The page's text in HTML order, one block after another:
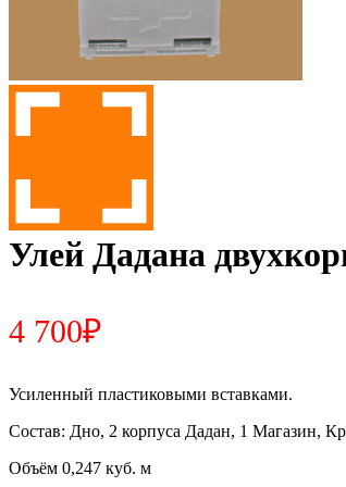
Улей Дадана
4 700₽
Усиленный пластиковыми вставками.
Состав: Дно, 2 корпуса Дадан, 1 Магазин,
Объём 0,247 куб. м